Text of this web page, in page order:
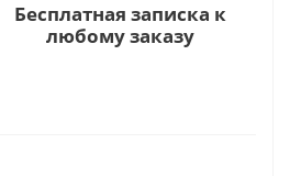
Бесплатная записка к
любому заказу